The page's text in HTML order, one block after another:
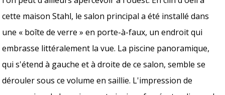
cette maison Stahl, le salon principal a été installé dans
une « boîte de verre » en porte-à-faux, un endroit qui
embrasse littéralement la vue. La piscine panoramique,
qui s'étend à gauche et à droite de ce salon, semble se
dérouler sous ce volume en saillie. L'impression de